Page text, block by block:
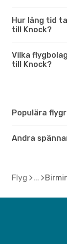
Hur lång tid
till Knock?
Vilka
till Knock?
Populära
Andra
Flyg